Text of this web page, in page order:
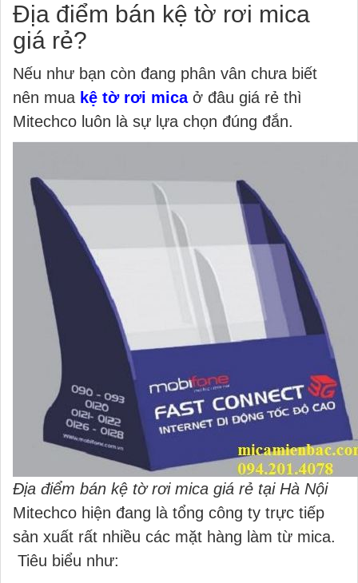
Địa điểm bán kệ tờ rơi mica
giá rẻ?
Nếu như bạn còn đang phân vân chưa biết
nên mua kệ tờ rơi micaở đâu giá rẻ thì
Mitechco luôn là sự lựa chọn đúng đắn.
Địa điểm bán kệ tờ rơi mica giá rẻ tại Hà Nội
Mitechco hiện đang là tổng công ty trực tiếp
sản xuất rất nhiều các mặt hàng làm từ mica.
Tiêu biểu như: